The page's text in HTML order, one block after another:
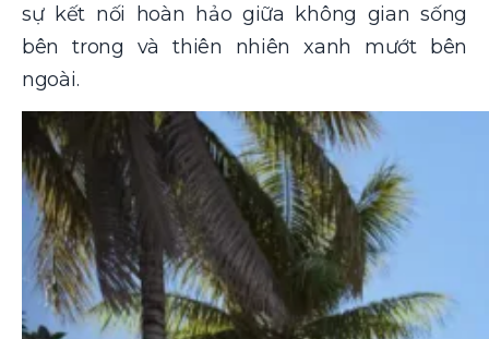
sự kết nối hoàn hảo giữa không gian sống
bên trong và thiên nhiên xanh mướt bên
ngoài.